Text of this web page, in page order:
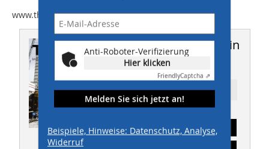
www.thyssenkupp-infrastructure.com
Dieser Artikel erschien in
THIS 12/2019
Ressort: TIEFBAU
Abonnement
Anti-Roboter-Verifizierung
Hier klicken
FriendlyCaptcha ⇗
Melden Sie sich jetzt an!
Beispiele, Hinweise: Datenschutz, Analyse,
Widerruf